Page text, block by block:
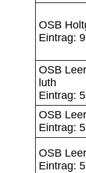
OSB
Eintrag:
OSB
luth
Eintrag:
OSB
Eintrag:
OSB
Eintrag: